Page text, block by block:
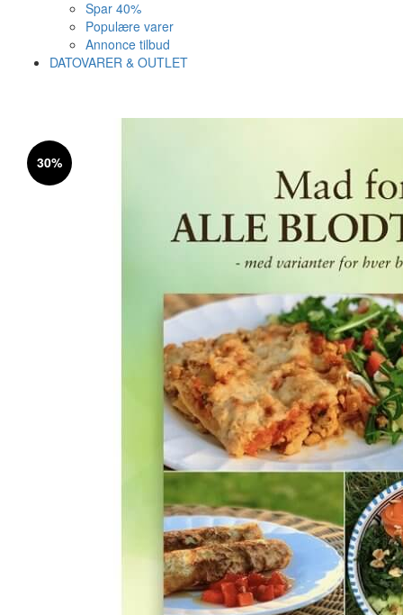
Spar 40%
Populære varer
Annonce tilbud
DATOVARER & OUTLET
Varen er nu i kurven ✔
Vi anbefaler dig disse
New Nordic Magnesium Malate 270 kaps - 2 for 529,-
426,00 kr.
Læg i kurv
30%